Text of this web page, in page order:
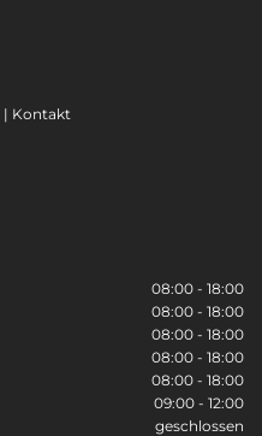
| Kontakt
08:00 - 18:00
08:00 - 18:00
08:00 - 18:00
08:00 - 18:00
08:00 - 18:00
09:00 - 12:00
geschlossen